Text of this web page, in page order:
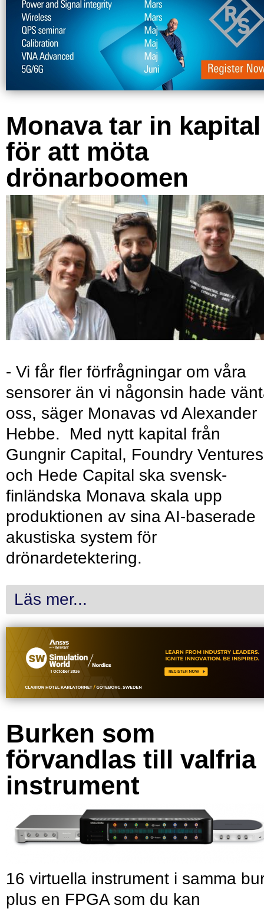
Monava tar in kapital
för att möta
drönarboomen
- Vi får fler förfrågningar om våra
sensorer än vi någonsin hade
oss, säger Monavas vd Alexander
Hebbe. Med nytt kapital från
Gungnir Capital, Foundry Ventures
och Hede Capital ska svensk-
finländska Monava skala upp
produktionen av sina AI-baserade
akustiska system för
drönardetektering.
Läs mer...
Burken som
förvandlas till valfria
instrument
16 virtuella instrument i samma
plus en FPGA som du kan